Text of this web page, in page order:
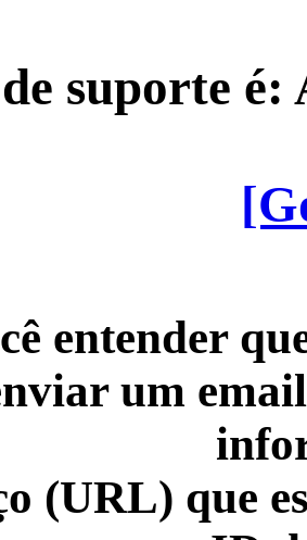
suporte é:
entender
um
(URL) que